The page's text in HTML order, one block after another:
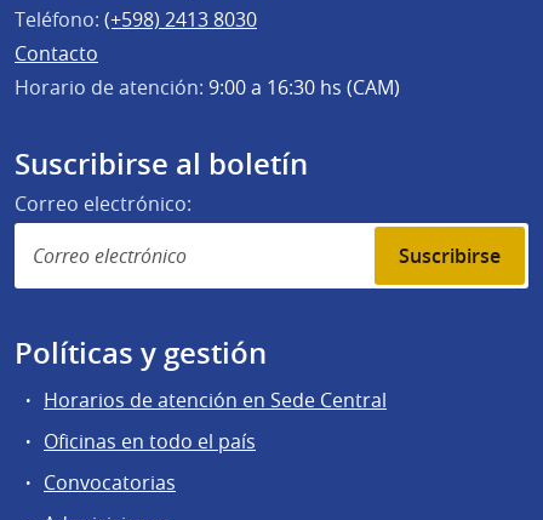
Teléfono: (+598) 2413 8030
Contacto
Horario de atención: 9:00 a 16:30 hs (CAM)
Suscribirse al boletín
Correo electrónico:
Suscribirse
Políticas y gestión
Horarios de atención en Sede Central
Oficinas en todo el país
Convocatorias